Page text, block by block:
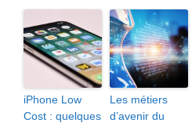
iPhone Low
Cost : quelques
Les métiers
d’avenir du